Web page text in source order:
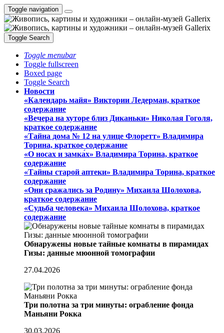
Toggle navigation
Toggle Search
Toggle menubar
Toggle fullscreen
Boxed page
Toggle Search
Новости
«Календарь майя» Виктории Ледерман, краткое
содержание
«Вечера на хуторе близ Диканьки» Николая Гоголя,
краткое содержание
«Тайна дома № 12 на улице Флоретт» Владимира
Торина, краткое содержание
«О носах и замка́х» Владимира Торина, краткое
содержание
«Тайны старой аптеки» Владимира Торина, краткое
содержание
«Они сражались за Родину» Михаила Шолохова,
краткое содержание
«Судьба человека» Михаила Шолохова, краткое
содержание
Обнаружены новые тайные комнаты в пирамидах
Гизы: данные мюонной томографии
27.04.2026
Три полотна за три минуты: ограбление фонда
Маньяни Рокка
30.03.2026